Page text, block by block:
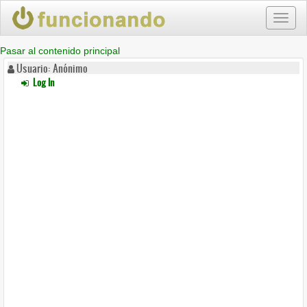
Pasar al contenido principal
Usuario: Anónimo
Log In